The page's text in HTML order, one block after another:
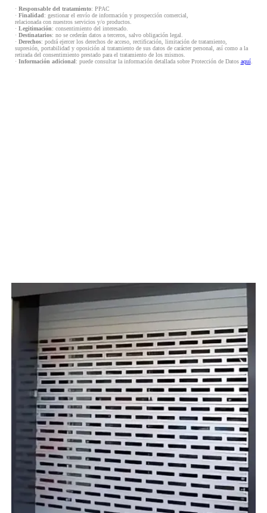
· Responsable del tratamiento: PPAC
· Finalidad: gestionar el envío de información y prospección comercial,
relacionada con nuestros servicios y/o productos.
· Legitimación: consentimiento del interesado.
· Destinatarios: no se cederán datos a terceros, salvo obligación legal.
· Derechos: podrá ejercer los derechos de acceso, rectificación, limitación de tratamiento,
supresión, portabilidad y oposición al tratamiento de sus datos de carácter personal, así como a la
retirada del consentimiento prestado para el tratamiento de los mismos.
· Información adicional: puede consultar la información detallada sobre Protección de Datos aquí.